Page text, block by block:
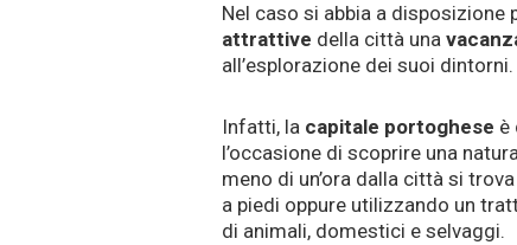
Nel caso si abbia a disposizione
attrattive della città una
all’esplorazione dei suoi dintorni.
Infatti, la capitale portoghese è
l’occasione di scoprire una
meno di un’ora dalla città si
a piedi oppure utilizzando un
di animali, domestici e selvaggi.